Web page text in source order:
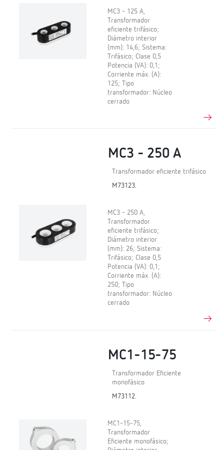
MC3 - 125 A,
Transformador
eficiente trifásico;
Diámetro interior
(mm): 14,6; Sistema:
Trifásico; Clase 0,5
Potencia (VA): 0,1;
Corriente máx. (A):
125; Tipo
transformador: Núcleo
cerrado
MC3 - 250 A
Transformador eficiente trifásico
M73123.
MC3 - 250 A,
Transformador
eficiente trifásico;
Diámetro interior
(mm): 26; Sistema:
Trifásico; Clase 0,5
Potencia (VA): 0,1;
Corriente máx. (A):
250; Tipo
transformador: Núcleo
cerrado
MC1-15-75
Transformador Eficiente
monofásico
M73112.
MC1-15-75,
Transformador
Eficiente monofásico;